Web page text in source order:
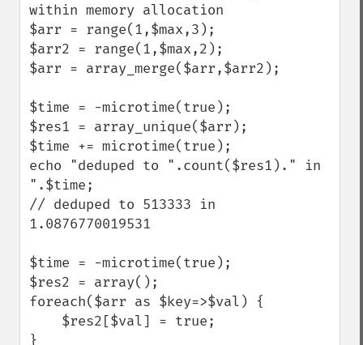
within memory allocation
$arr = range(1,$max,3);
$arr2 = range(1,$max,2);
$arr = array_merge($arr,$arr2);
$time = -microtime(true);
$res1 = array_unique($arr);
$time += microtime(true);
echo "deduped to ".count($res1)." in
".$time;
// deduped to 513333 in
1.0876770019531
$time = -microtime(true);
$res2 = array();
foreach($arr as $key=>$val) {
}